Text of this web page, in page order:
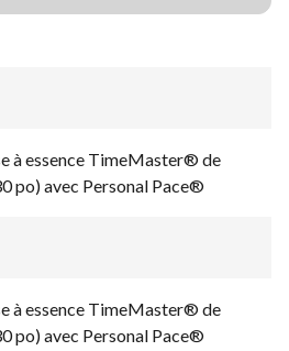
à essence TimeMaster® de
po) avec Personal Pace®
à essence TimeMaster® de
po) avec Personal Pace®